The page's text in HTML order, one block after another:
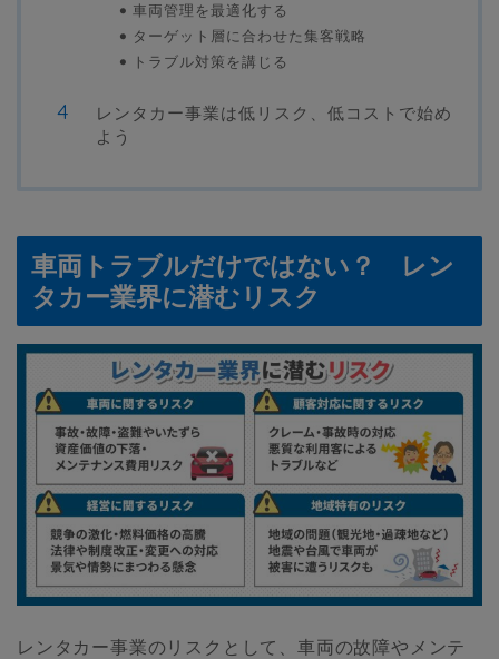
車両管理を最適化する
ターゲット層に合わせた集客戦略
トラブル対策を講じる
レンタカー事業は低リスク、低コストで始め
よう
車両トラブルだけではない？ レン
タカー業界に潜むリスク
レンタカー事業のリスクとして、車両の故障やメンテ